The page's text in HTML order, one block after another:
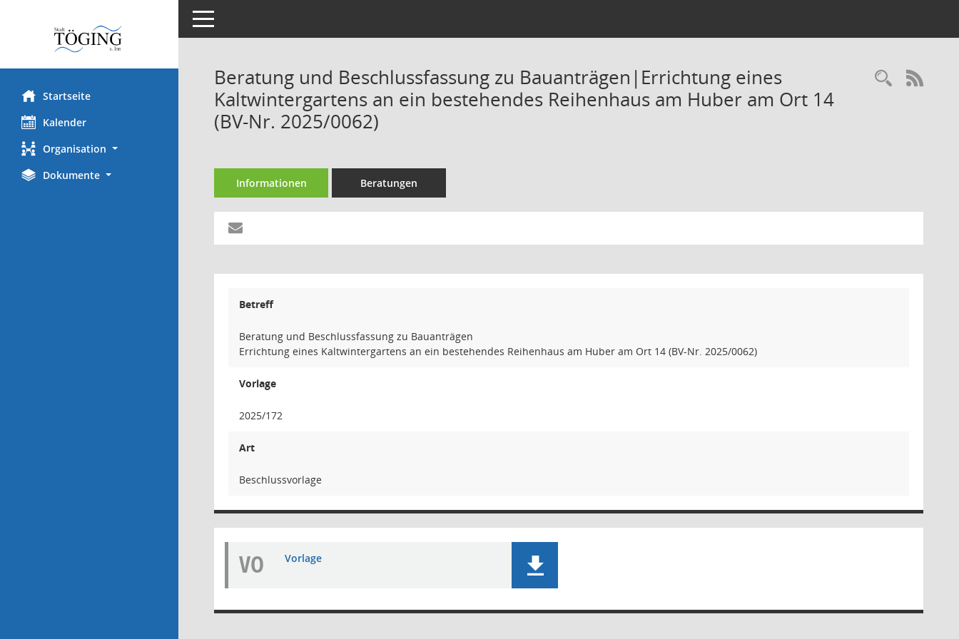
Startseite
Kalender
Organisation
Dokumente
Toggle navigation
Beratung und Beschlussfassung zu Bauanträgen|Errichtung eines
Kaltwintergartens an ein bestehendes Reihenhaus am Huber am Ort 14
(BV-Nr. 2025/0062)
Informationen Beratungen
Betreff
Beratung und Beschlussfassung zu Bauanträgen
Errichtung eines Kaltwintergartens an ein bestehendes Reihenhaus am Huber am Ort 14 (BV-Nr. 2025/0062)
Vorlage
2025/172
Art
Beschlussvorlage
VO Vorlage